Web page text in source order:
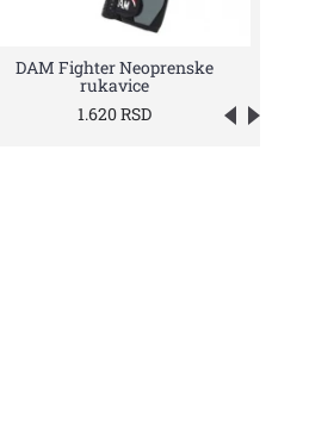
DAM Fighter Neoprenske
rukavice
1.620 RSD